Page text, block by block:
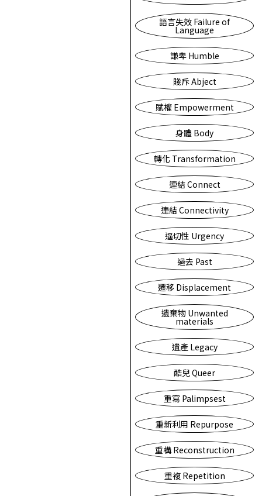
語言失效 Failure of
Language
謙卑 Humble
賤斥 Abject
賦權 Empowerment
身體 Body
轉化 Transformation
連結 Connect
連結 Connectivity
逼切性 Urgency
過去 Past
遷移 Displacement
遺棄物 Unwanted
materials
遺產 Legacy
酷兒 Queer
重寫 Palimpsest
重新利用 Repurpose
重構 Reconstruction
重複 Repetition